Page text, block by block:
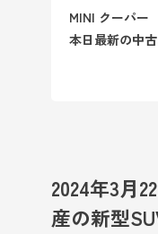
MINI クーパー
本日最新の中
2024年3月
産の新型